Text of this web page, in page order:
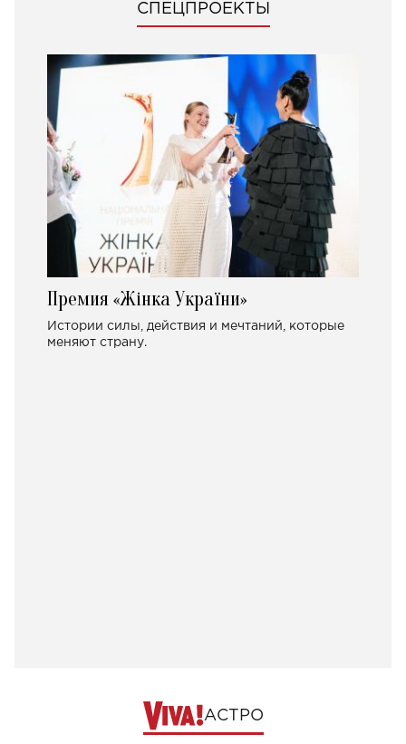
СПЕЦПРОЕКТЫ
Премия «Жінка України»
Истории силы, действия и мечтаний, которые
меняют страну.
АСТРО